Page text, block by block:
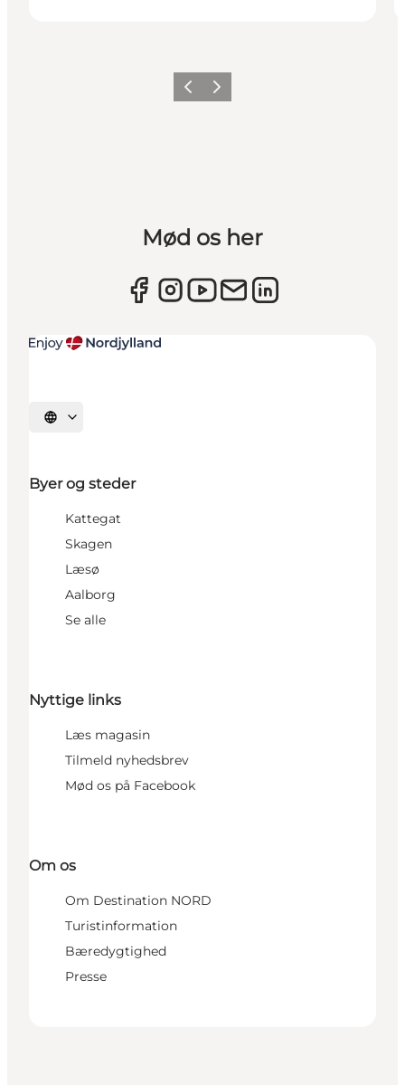
ForrigeNæste
Mød os her
Vælg sprog
Byer og steder
Kattegat
Skagen
Læsø
Aalborg
Se alle
Nyttige links
Læs magasin
Tilmeld nyhedsbrev
Mød os på Facebook
Om os
Om Destination NORD
Turistinformation
Bæredygtighed
Presse